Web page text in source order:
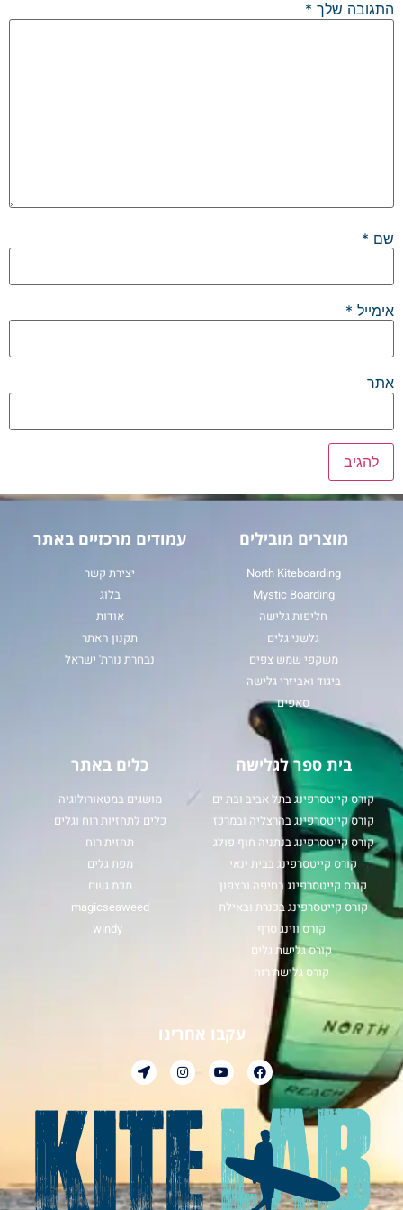
התגובה שלך *
שם *
אימייל *
אתר
מוצרים מובילים
North Kiteboarding
Mystic Boarding
חליפות גלישה
גלשני גלים
משקפי שמש צפים
ביגוד ואביזרי גלישה
סאפים
עמודים מרכזיים באתר
יצירת קשר
בלוג
אודות
תקנון האתר
נבחרת נורת' ישראל
בית ספר לגלישה
קורס קייטסרפינג בתל אביב ובת ים
קורס קייטסרפינג בהרצליה ובמרכז
קורס קייטסרפינג בנתניה חוף פולג
קורס קייטסרפינג בבית ינאי
קורס קייטסרפינג בחיפה ובצפון
קורס קייטסרפינג בכנרת ובאילת
קורס ווינג סרף
קורס גלישת גלים
קורס גלישת רוח
כלים באתר
מושגים במטאורולוגיה
כלים לתחזיות רוח וגלים
תחזית רוח
מפת גלים
מכמ גשם
magicseaweed
windy
עקבו אחרינו